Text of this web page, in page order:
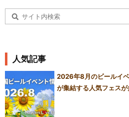
人気記事
2026年8月のビールイ
が集結する人気フェス